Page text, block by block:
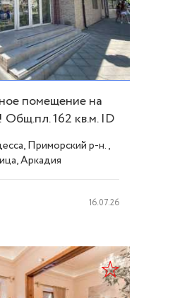
помещение на
Общ.пл. 162 кв.м. ID
Приморский р-н.,
Аркадия
16.07.26